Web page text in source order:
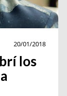
20/01/2018
los